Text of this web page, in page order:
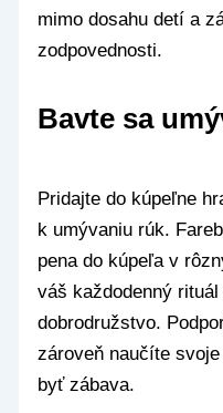
mimo dosahu detí a
zodpovednosti.
Bavte sa
Pridajte do kúpeľne
k umývaniu rúk.
pena do kúpeľa v
váš každodenný
dobrodružstvo.
zároveň naučíte
byť zábava.